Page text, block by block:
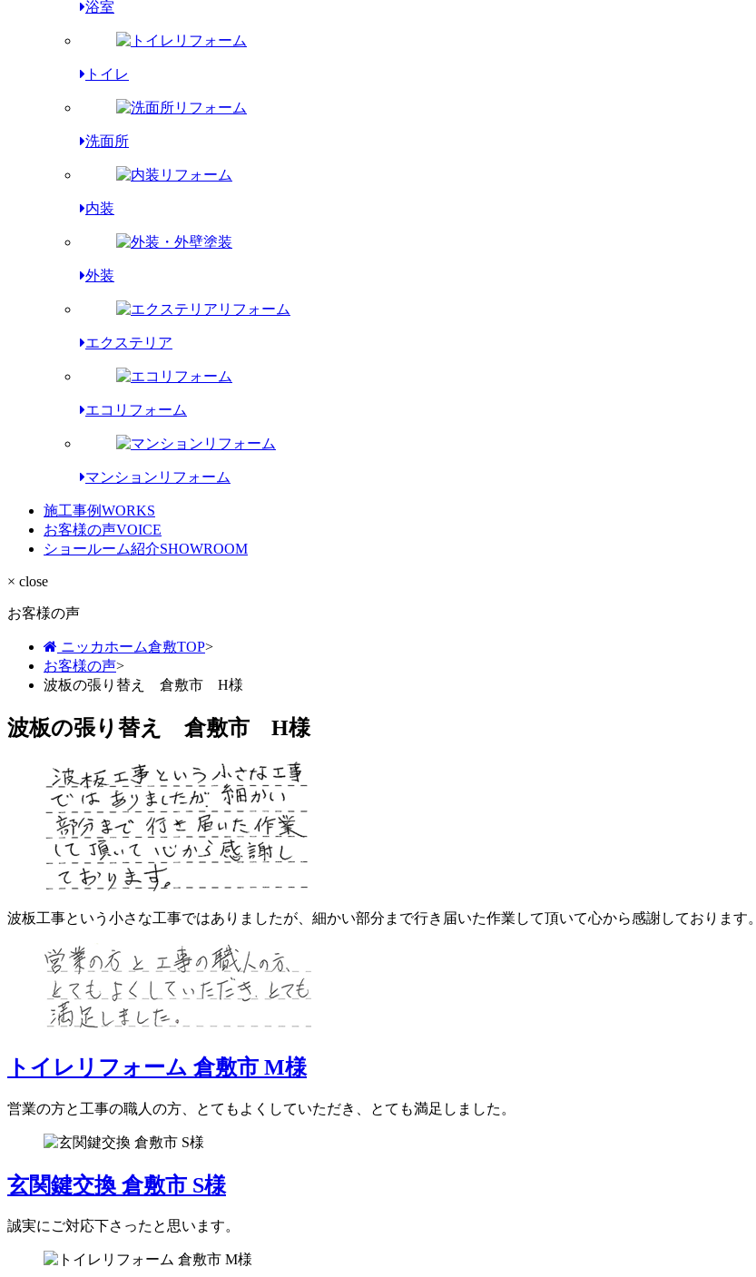
浴室
トイレ
洗面所
内装
外装
エクステリア
エコリフォーム
マンションリフォーム
施工事例WORKS
お客様の声VOICE
ショールーム紹介SHOWROOM
× close
お客様の声
ニッカホーム倉敷TOP>
お客様の声>
波板の張り替え 倉敷市 H様
波板の張り替え 倉敷市 H様
波板工事という小さな工事ではありましたが、細かい部分まで行き届いた作業して頂いて心から感謝しております。
トイレリフォーム 倉敷市 M様
営業の方と工事の職人の方、とてもよくしていただき、とても満足しました。
玄関鍵交換 倉敷市 S様
誠実にご対応下さったと思います。